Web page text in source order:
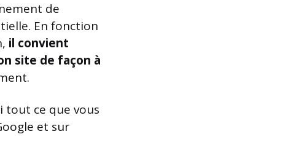
de
En fonction
il convient
site de façon à
tout ce que vous
et sur